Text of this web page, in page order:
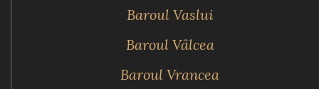
Baroul Vaslui
Baroul Vâlcea
Baroul Vrancea